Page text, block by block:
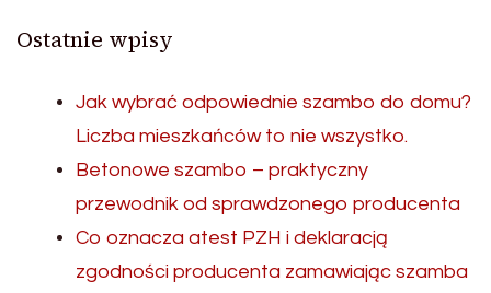
Ostatnie wpisy
Jak wybrać odpowiednie szambo do domu?
Liczba mieszkańców to nie wszystko.
Betonowe szambo – praktyczny
przewodnik od sprawdzonego producenta
Co oznacza atest PZH i deklaracją
zgodności producenta zamawiając szamba